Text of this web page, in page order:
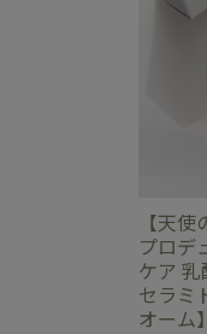
【天
プロデ
ケア
セラミ
オーム